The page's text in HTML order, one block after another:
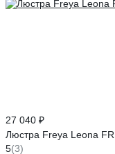
27 040 ₽
Люстра Freya Leona
5(3)